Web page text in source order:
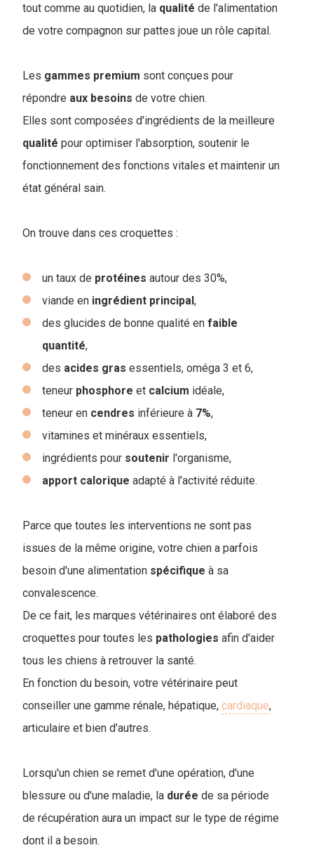
tout comme au quotidien, la qualité de l'alimentation
de votre compagnon sur pattes joue un rôle capital.
Les gammes premium sont conçues pour
répondre aux besoins de votre chien.
Elles sont composées d'ingrédients de la meilleure
qualité pour optimiser l'absorption, soutenir le
fonctionnement des fonctions vitales et maintenir un
état général sain.
On trouve dans ces croquettes :
un taux de protéines autour des 30%,
viande en ingrédient principal,
des glucides de bonne qualité en faible
quantité,
des acides gras essentiels, oméga 3 et 6,
teneur phosphore et calcium idéale,
teneur en cendres inférieure à 7%,
vitamines et minéraux essentiels,
ingrédients pour soutenir l'organisme,
apport calorique adapté à l'activité réduite.
Parce que toutes les interventions ne sont pas
issues de la même origine, votre chien a parfois
besoin d'une alimentation spécifique à sa
convalescence.
De ce fait, les marques vétérinaires ont élaboré des
croquettes pour toutes les pathologies afin d'aider
tous les chiens à retrouver la santé.
En fonction du besoin, votre vétérinaire peut
conseiller une gamme rénale, hépatique, cardiaque,
articulaire et bien d'autres.
Lorsqu'un chien se remet d'une opération, d'une
blessure ou d'une maladie, la durée de sa période
de récupération aura un impact sur le type de régime
dont il a besoin.